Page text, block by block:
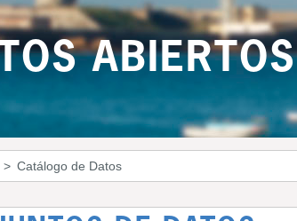
ABIERTOS
Catálogo de Datos